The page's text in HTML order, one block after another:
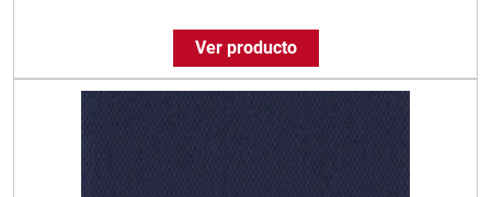
Ver producto